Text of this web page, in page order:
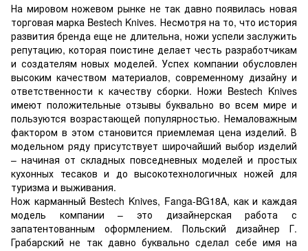
На мировом ножевом рынке не так давно появилась новая
торговая марка Bestech Knives. Несмотря на то, что история
развития бренда еще не длительна, ножи успели заслужить
репутацию, которая поистине делает честь разработчикам
и создателям новых моделей. Успех компании обусловлен
высоким качеством материалов, современному дизайну и
ответственности к качеству сборки. Ножи Bestech Knives
имеют положительные отзывы буквально во всем мире и
пользуются возрастающей популярностью. Немаловажным
фактором в этом становится приемлемая цена изделий. В
модельном ряду присутствует широчайший выбор изделий
– начиная от складных повседневных моделей и простых
кухонных тесаков и до высокотехнологичных ножей для
туризма и выживания.
Нож карманный Bestech Knives, Fanga-BG18A, как и каждая
модель компании – это дизайнерская работа с
запатентованным оформлением. Польский дизайнер Г.
Грабарский не так давно буквально сделал себе имя на